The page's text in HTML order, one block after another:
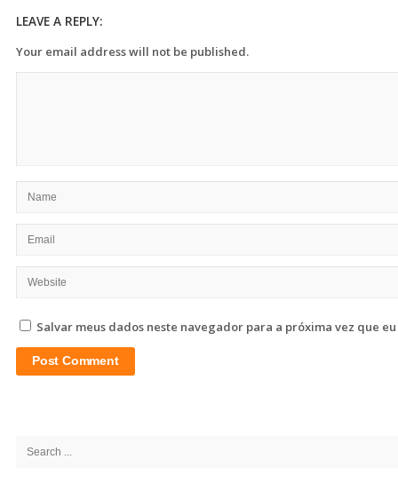
LEAVE A REPLY:
Your email address will not be published.
Salvar meus dados neste navegador para a próxima vez que
Search